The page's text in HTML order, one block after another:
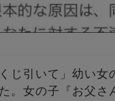
じ引いて」幼い
。女の子『お父さ